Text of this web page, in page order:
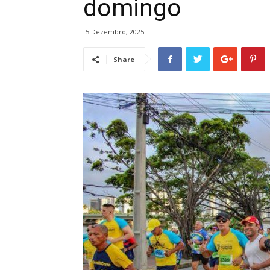
domingo
5 Dezembro, 2025
Share